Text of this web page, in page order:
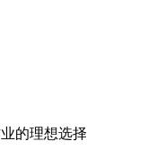
的理想选择